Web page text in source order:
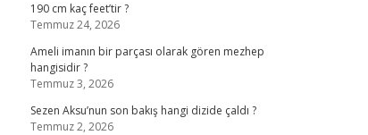
190 cm kaç feet’tir ?
Temmuz 24, 2026
Ameli imanın bir parçası olarak gören mezhep
hangisidir ?
Temmuz 3, 2026
Sezen Aksu’nun son bakış hangi dizide çaldı ?
Temmuz 2, 2026